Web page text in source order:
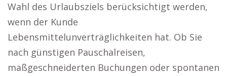
Wahl des Urlaubsziels berücksichtigt werden,
wenn der Kunde
Lebensmittelunverträglichkeiten hat. Ob Sie
nach günstigen Pauschalreisen,
maßgeschneiderten Buchungen oder spontanen